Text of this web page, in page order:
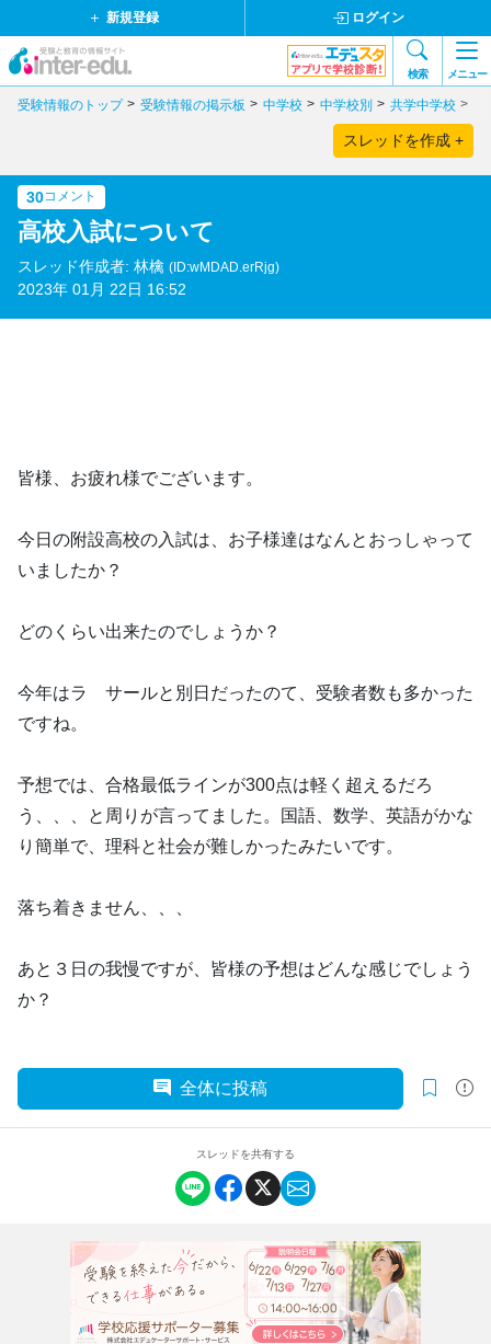
新規登録 ログイン
検索 メニュー
受験情報のトップ 受験情報の掲示板 中学校 中学校別 共学中学校
スレッドを作成 +
30コメント
高校入試について
スレッド作成者: 林檎 (ID:wMDAD.erRjg)
2023年 01月 22日 16:52
皆様、お疲れ様でございます。
今日の附設高校の入試は、お子様達はなんとおっしゃって
いましたか？
どのくらい出来たのでしょうか？
今年はラ サールと別日だったのて、受験者数も多かった
ですね。
予想では、合格最低ラインが300点は軽く超えるだろ
う、、、と周りが言ってました。国語、数学、英語がかな
り簡単で、理科と社会が難しかったみたいです。
落ち着きません、、、
あと３日の我慢ですが、皆様の予想はどんな感じでしょう
か？
全体に投稿
スレッドを共有する